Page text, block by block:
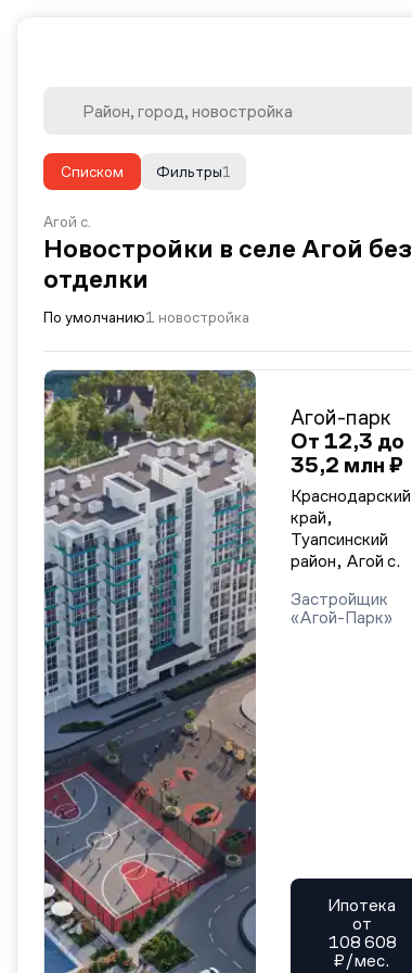
Списком 1
Фильтры
Агой с.
Новостройки в селе Агой без
отделки
По умолчанию1 новостройка
Агой-парк
От 12,3 до
35,2 млн ₽
Краснодарский
край,
Туапсинский
район, Агой с.
Застройщик
«Агой-Парк»
Ипотека
от
108 608
₽/мес.